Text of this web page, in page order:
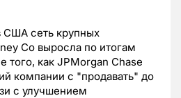
США сеть крупных
Co выросла по итогам
того, как JPMorgan Chase
компании с "продавать" до
с улучшением